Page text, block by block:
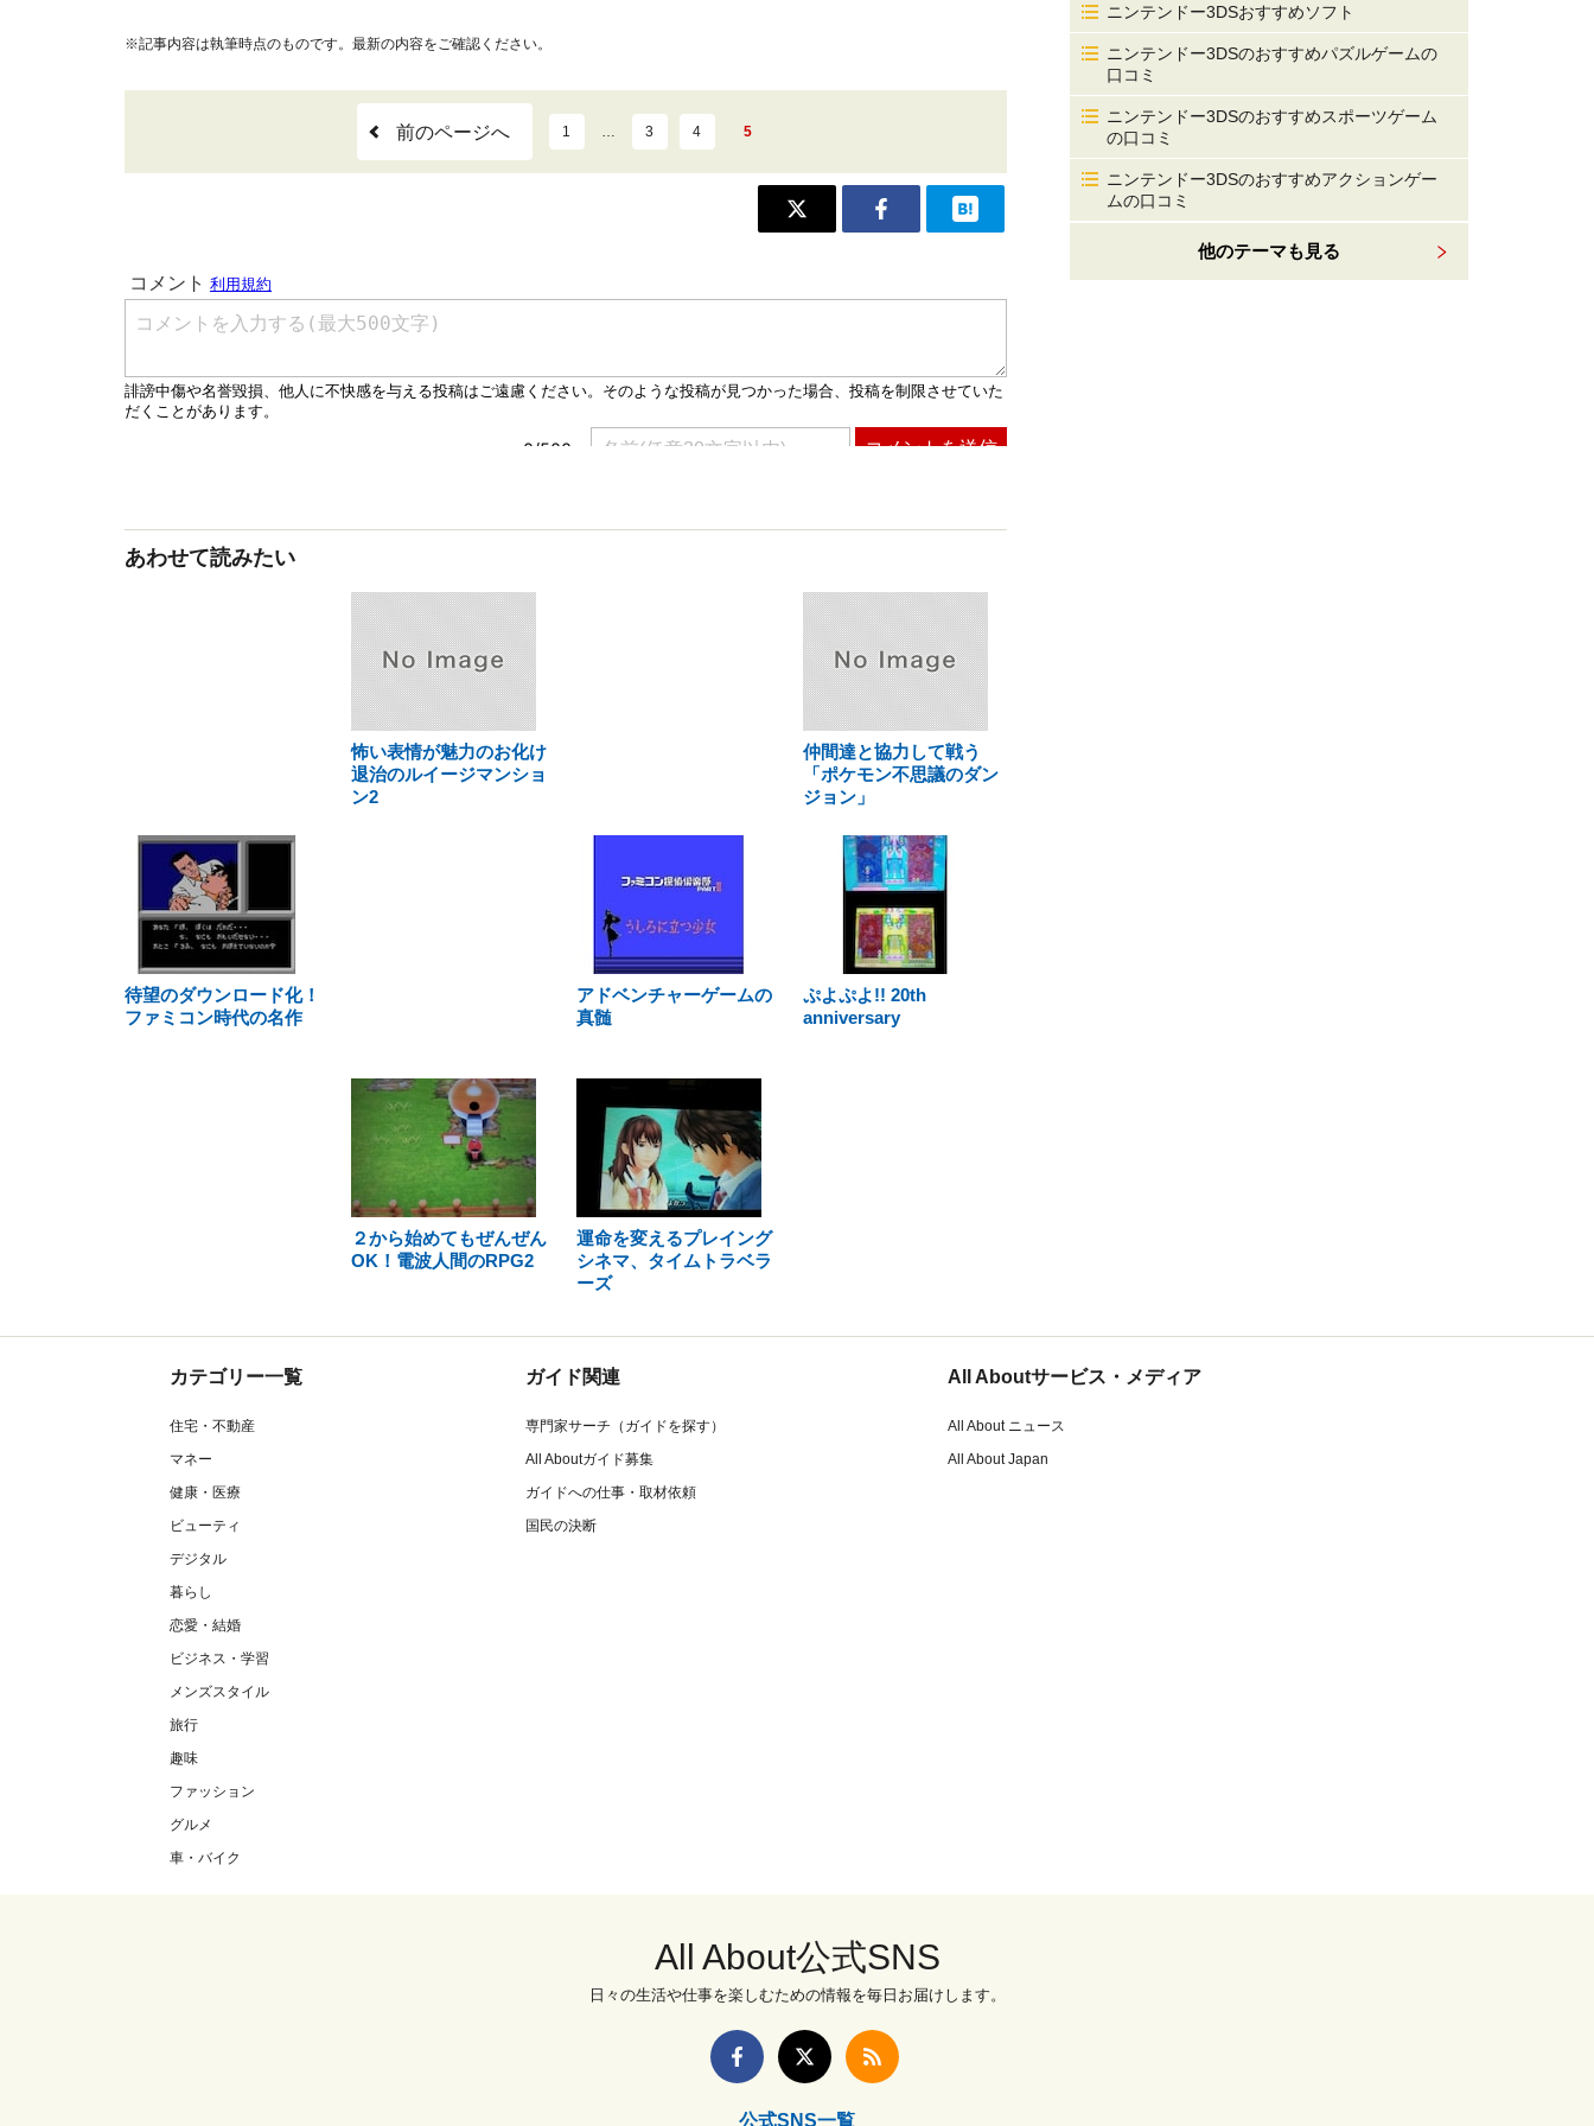
※記事内容は執筆時点のものです。最新の内容をご確認ください。
前のページへ 1 … 3 4 5
あわせて読みたい
怖い表情が魅力のお化け
退治のルイージマンショ
ン2
仲間達と協力して戦う
「ポケモン不思議のダン
ジョン」
待望のダウンロード化！
ファミコン時代の名作
アドベンチャーゲームの
真髄
ぷよぷよ!! 20th
anniversary
２から始めてもぜんぜん
OK！電波人間のRPG2
運命を変えるプレイング
シネマ、タイムトラベラ
ーズ
ニンテンドー3DSおすすめソフト
ニンテンドー3DSのおすすめパズルゲームの
口コミ
ニンテンドー3DSのおすすめスポーツゲーム
の口コミ
ニンテンドー3DSのおすすめアクションゲー
ムの口コミ
他のテーマも見る
カテゴリー一覧
住宅・不動産
マネー
健康・医療
ビューティ
デジタル
暮らし
恋愛・結婚
ビジネス・学習
メンズスタイル
旅行
趣味
ファッション
グルメ
車・バイク
ガイド関連
専門家サーチ（ガイドを探す）
All Aboutガイド募集
ガイドへの仕事・取材依頼
国民の決断
All Aboutサービス・メディア
All About ニュース
All About Japan
All About公式SNS
日々の生活や仕事を楽しむための情報を毎日お届けします。
公式SNS一覧